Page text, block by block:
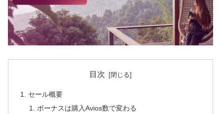
目次
セール概要
ボーナスは購入Avios数で変わる